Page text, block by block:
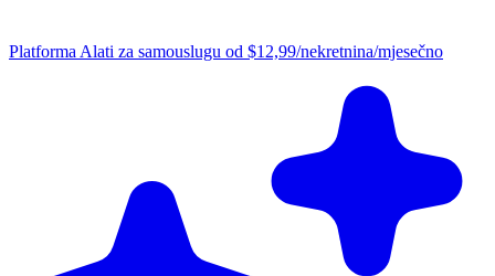
Platforma Alati za samouslugu od $12,99/nekretnina/mjesečno